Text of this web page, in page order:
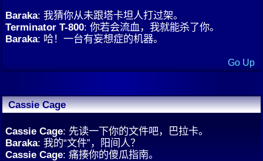
Baraka: 我猜你从未跟塔卡坦人打过架。
Terminator T-800: 你若会流血，我就能杀了你。
Baraka: 哈！一台有妄想症的机器。
Go Up
Cassie Cage
Cassie Cage: 先读一下你的文件吧，巴拉卡。
Baraka: 我的“文件”，阳间人？
Cassie Cage: 痛揍你的傻瓜指南。